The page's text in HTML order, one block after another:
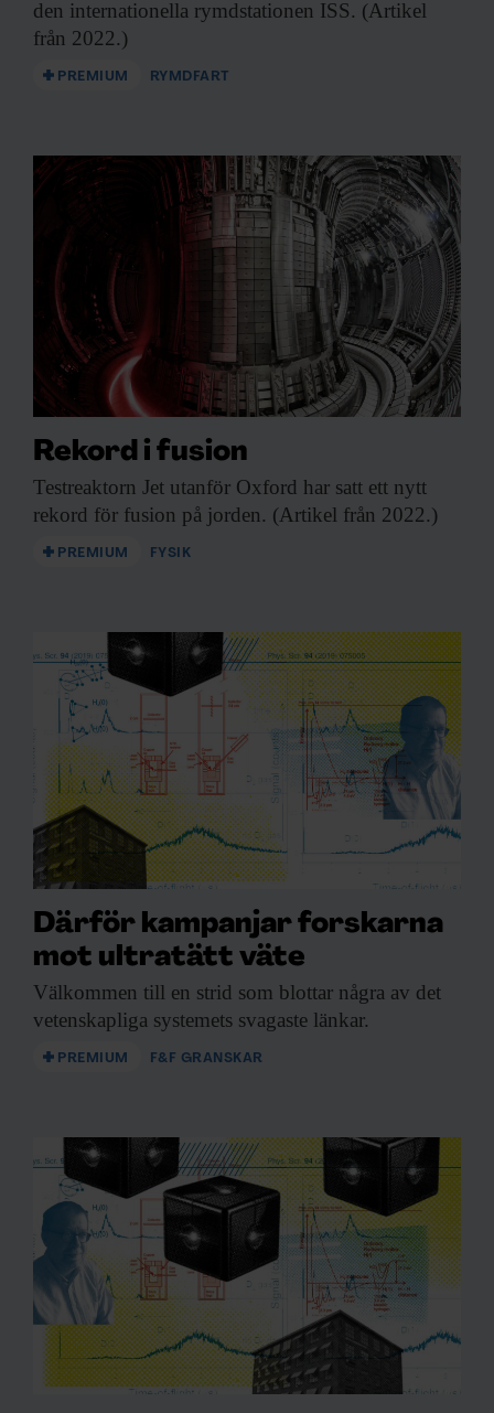
den internationella rymdstationen ISS. (Artikel
från 2022.)
PREMIUM RYMDFART
Rekord i fusion
Testreaktorn Jet utanför Oxford har satt ett nytt
rekord för fusion på jorden. (Artikel från 2022.)
PREMIUM FYSIK
Därför kampanjar forskarna
mot ultratätt väte
Välkommen till en strid som blottar några av det
vetenskapliga systemets svagaste länkar.
PREMIUM F&F GRANSKAR